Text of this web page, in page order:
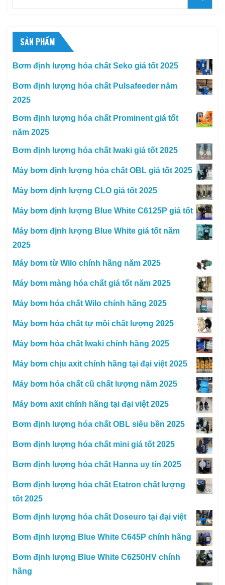
SẢN PHẨM
Bơm định lượng hóa chất Seko giá tốt 2025
Bơm định lượng hóa chất Pulsafeeder năm
2025
Bơm định lượng hóa chất Prominent giá tốt
năm 2025
Bơm định lượng hóa chất Iwaki giá tốt 2025
Máy bơm định lượng hóa chất OBL giá tốt 2025
Máy bơm định lượng CLO giá tốt 2025
Máy bơm định lượng Blue White C6125P giá tốt
Máy bơm định lượng Blue White giá tốt năm
2025
Máy bơm từ Wilo chính hãng năm 2025
Máy bơm màng hóa chất giá tốt năm 2025
Máy bơm hóa chất Wilo chính hãng 2025
Máy bơm hóa chất tự mồi chất lượng 2025
Máy bơm hóa chất Iwaki chính hãng 2025
Máy bơm chịu axit chính hãng tại đại việt 2025
Máy bơm hóa chất cũ chất lượng năm 2025
Máy bơm axit chính hãng tại đại việt 2025
Bơm định lượng hóa chất OBL siêu bền 2025
Bơm định lượng hóa chất mini giá tốt 2025
Bơm định lượng hóa chất Hanna uy tín 2025
Bơm định lượng hóa chất Etatron chất lượng
tốt 2025
Bơm định lượng hóa chất Doseuro tại đại việt
Bơm định lượng Blue White C645P chính hãng
Bơm định lượng Blue White C6250HV chính
hãng